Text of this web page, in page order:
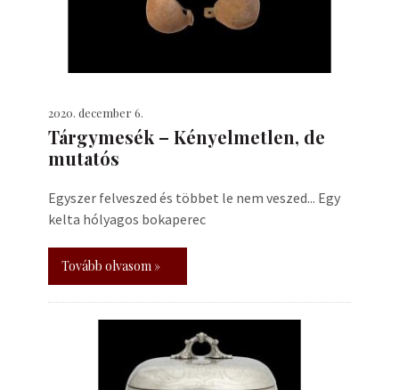
2020. december 6.
Tárgymesék – Kényelmetlen, de
mutatós
Egyszer felveszed és többet le nem veszed... Egy
kelta hólyagos bokaperec
Tovább olvasom »